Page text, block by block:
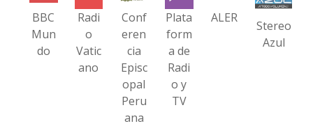
BBC
Mun
do
Radi
o
Vatic
ano
Conf
eren
cia
Episc
opal
Peru
ana
Plata
form
a de
Radi
o y
TV
ALER
Stereo
Azul